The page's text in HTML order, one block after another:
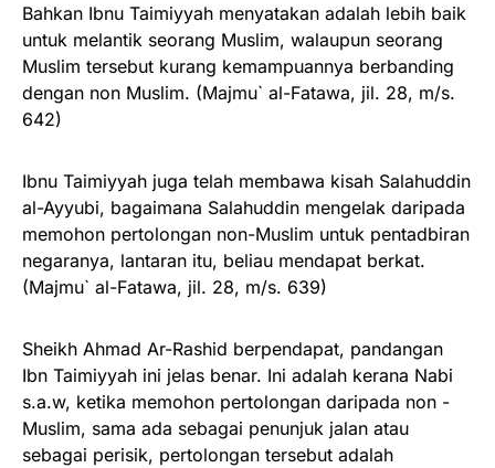
Bahkan Ibnu Taimiyyah menyatakan adalah lebih baik
untuk melantik seorang Muslim, walaupun seorang
Muslim tersebut kurang kemampuannya berbanding
dengan non Muslim. (Majmu` al-Fatawa, jil. 28, m/s.
642)
Ibnu Taimiyyah juga telah membawa kisah Salahuddin
al-Ayyubi, bagaimana Salahuddin mengelak daripada
memohon pertolongan non-Muslim untuk pentadbiran
negaranya, lantaran itu, beliau mendapat berkat.
(Majmu` al-Fatawa, jil. 28, m/s. 639)
Sheikh Ahmad Ar-Rashid berpendapat, pandangan
Ibn Taimiyyah ini jelas benar. Ini adalah kerana Nabi
s.a.w, ketika memohon pertolongan daripada non -
Muslim, sama ada sebagai penunjuk jalan atau
sebagai perisik, pertolongan tersebut adalah